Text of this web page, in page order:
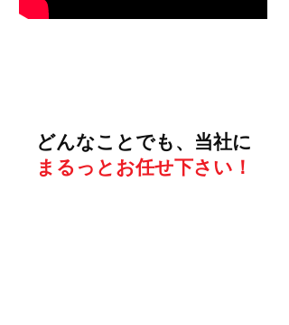
どんなことでも、当社に
まるっとお任せ下さい！